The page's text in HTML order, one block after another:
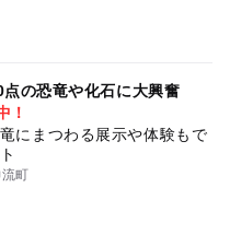
の恐竜や化石に大興奮
！
にまつわる展示や体験もで
町